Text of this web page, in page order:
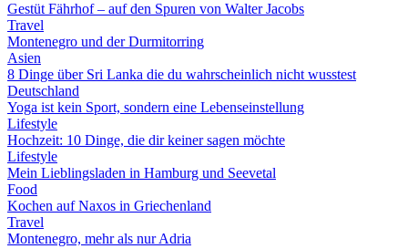
Gestüt Fährhof – auf den Spuren von Walter Jacobs
Travel
Montenegro und der Durmitorring
Asien
8 Dinge über Sri Lanka die du wahrscheinlich nicht wusstest
Deutschland
Yoga ist kein Sport, sondern eine Lebenseinstellung
Lifestyle
Hochzeit: 10 Dinge, die dir keiner sagen möchte
Lifestyle
Mein Lieblingsladen in Hamburg und Seevetal
Food
Kochen auf Naxos in Griechenland
Travel
Montenegro, mehr als nur Adria